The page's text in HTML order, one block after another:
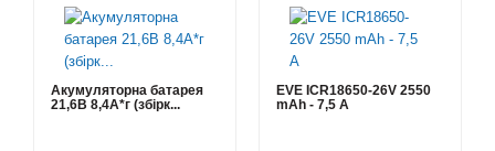
Акумуляторна батарея
21,6В 8,4A*г (збірк...
EVE ICR18650-26V 2550
mAh - 7,5 А